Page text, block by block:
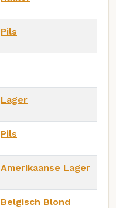
Pils
Lager
Pils
Amerikaanse Lager
Belgisch Blond